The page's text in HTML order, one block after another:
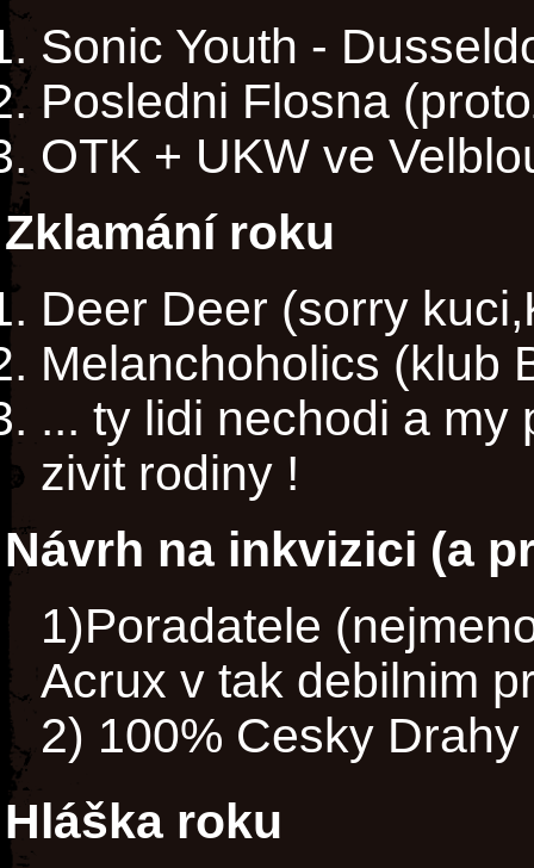
Sonic Youth -
Posledni Flosna
OTK + UKW ve
Zklamání roku
Deer Deer (sorry
Melanchoholics (klub
... ty lidi nechodi a my
zivit rodiny !
Návrh na inkvizici (a
1)Poradatele
Acrux v tak debilnim
2) 100% Cesky
Hláška roku